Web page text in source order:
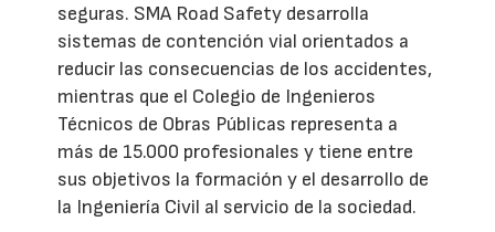
seguras. SMA Road Safety desarrolla
sistemas de contención vial orientados a
reducir las consecuencias de los accidentes,
mientras que el Colegio de Ingenieros
Técnicos de Obras Públicas representa a
más de 15.000 profesionales y tiene entre
sus objetivos la formación y el desarrollo de
la Ingeniería Civil al servicio de la sociedad.